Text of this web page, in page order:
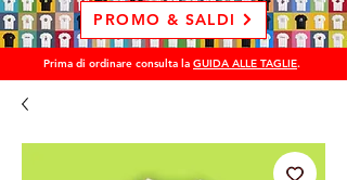
PROMO & SALDI
Prima di ordinare consulta la GUIDA ALLE TAGLIE.